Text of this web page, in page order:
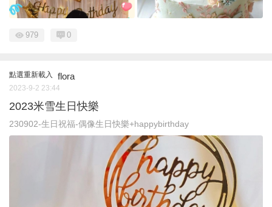
979 0
點選重新載入 flora
2023-9-2 23:44
2023米雪生日快樂
230902-生日祝福-偶像生日快樂+happybirthday